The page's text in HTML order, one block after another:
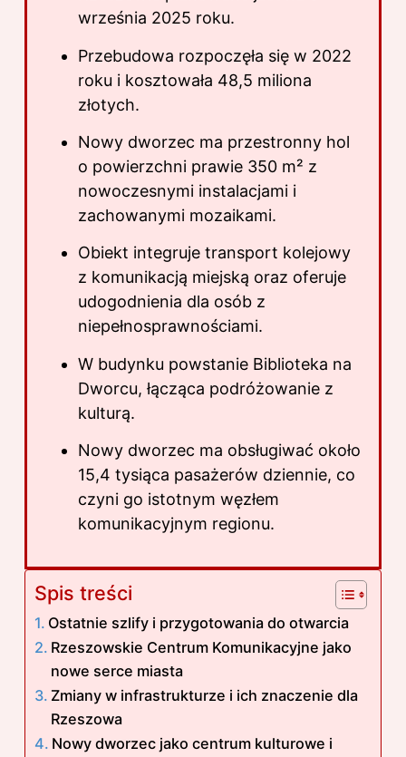
września 2025 roku.
Przebudowa rozpoczęła się w 2022
roku i kosztowała 48,5 miliona
złotych.
Nowy dworzec ma przestronny hol
o powierzchni prawie 350 m² z
nowoczesnymi instalacjami i
zachowanymi mozaikami.
Obiekt integruje transport kolejowy
z komunikacją miejską oraz oferuje
udogodnienia dla osób z
niepełnosprawnościami.
W budynku powstanie Biblioteka na
Dworcu, łącząca podróżowanie z
kulturą.
Nowy dworzec ma obsługiwać około
15,4 tysiąca pasażerów dziennie, co
czyni go istotnym węzłem
komunikacyjnym regionu.
Spis treści
Ostatnie szlify i przygotowania do otwarcia
Rzeszowskie Centrum Komunikacyjne jako
nowe serce miasta
Zmiany w infrastrukturze i ich znaczenie dla
Rzeszowa
Nowy dworzec jako centrum kulturowe i